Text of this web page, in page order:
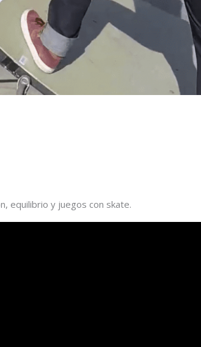
equilibrio y juegos con skate.